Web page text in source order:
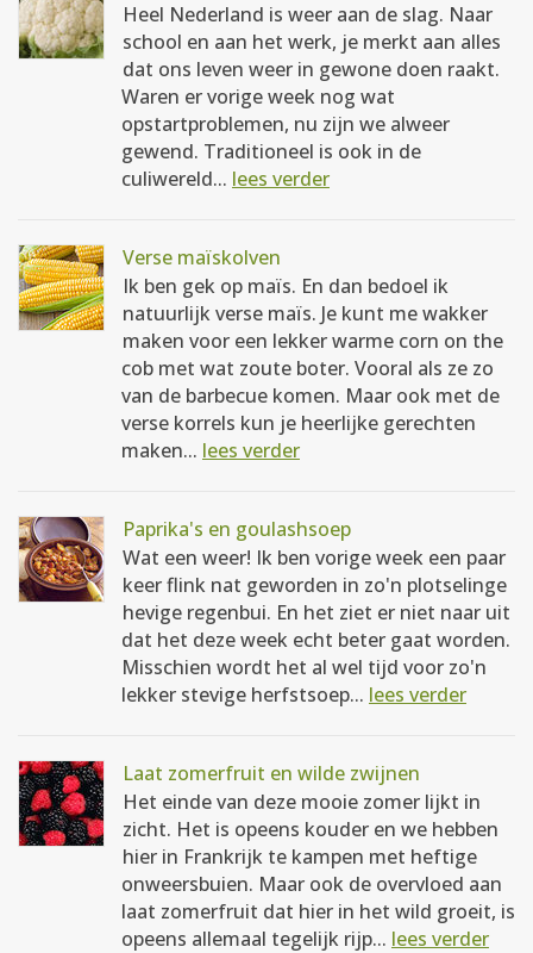
Heel Nederland is weer aan de slag. Naar
school en aan het werk, je merkt aan alles
dat ons leven weer in gewone doen raakt.
Waren er vorige week nog wat
opstartproblemen, nu zijn we alweer
gewend. Traditioneel is ook in de
culiwereld... lees verder
Verse maïskolven
Ik ben gek op maïs. En dan bedoel ik
natuurlijk verse maïs. Je kunt me wakker
maken voor een lekker warme corn on the
cob met wat zoute boter. Vooral als ze zo
van de barbecue komen. Maar ook met de
verse korrels kun je heerlijke gerechten
maken... lees verder
Paprika's en goulashsoep
Wat een weer! Ik ben vorige week een paar
keer flink nat geworden in zo'n plotselinge
hevige regenbui. En het ziet er niet naar uit
dat het deze week echt beter gaat worden.
Misschien wordt het al wel tijd voor zo'n
lekker stevige herfstsoep... lees verder
Laat zomerfruit en wilde zwijnen
Het einde van deze mooie zomer lijkt in
zicht. Het is opeens kouder en we hebben
hier in Frankrijk te kampen met heftige
onweersbuien. Maar ook de overvloed aan
laat zomerfruit dat hier in het wild groeit, is
opeens allemaal tegelijk rijp... lees verder